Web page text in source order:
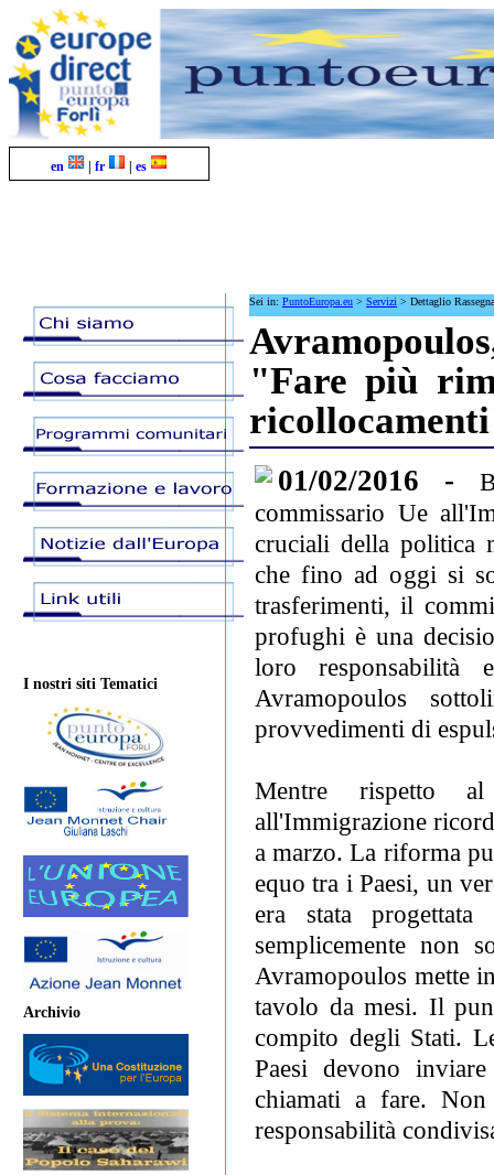
en | fr | es
I nostri siti Tematici
Archivio
Sei in: PuntoEuropa.eu > Servizi > Dettaglio
"Fare più
01/02/2016 -
commissario Ue
cruciali della politica
che fino ad oggi si
trasferimenti, il
profughi è una
loro
Avramopoulos
provvedimenti di
Mentre rispetto
all'Immigrazione
a marzo. La riforma
equo tra i Paesi, un
era stata
semplicemente non
Avramopoulos mette
tavolo da mesi. Il
compito degli Stati.
Paesi devono
chiamati a fare.
responsabilità